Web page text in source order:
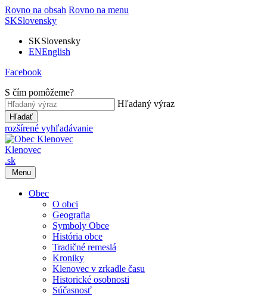
Rovno na obsah Rovno na menu
SKSlovensky
SKSlovensky
ENEnglish
Facebook
S čím pomôžeme?
Hľadaný výraz
Hľadať
rozšírené vyhľadávanie
Klenovec
.sk
Menu
Obec
O obci
Geografia
Symboly Obce
História obce
Tradičné remeslá
Kroniky
Klenovec v zrkadle času
Historické osobnosti
Súčasnosť